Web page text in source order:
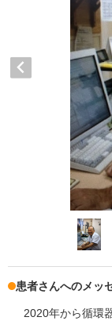
患者さんへのメッ
2020年から循環